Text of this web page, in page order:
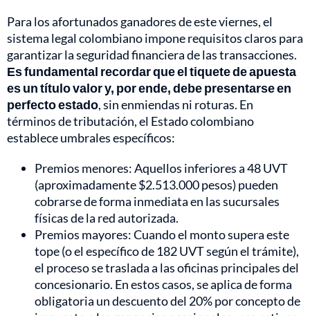
Para los afortunados ganadores de este viernes, el
sistema legal colombiano impone requisitos claros para
garantizar la seguridad financiera de las transacciones.
Esfundamental recordar que el tiquete de apuesta
es un título valor y, por ende, debe presentarse en
perfecto estado, sin enmiendas ni roturas. En
términos de tributación, el Estado colombiano
establece umbrales específicos:
Premios menores: Aquellos inferiores a 48 UVT
(aproximadamente $2.513.000 pesos) pueden
cobrarse de forma inmediata en las sucursales
físicas de la red autorizada.
Premios mayores: Cuando el monto supera este
tope (o el específico de 182 UVT según el trámite),
el proceso se traslada a las oficinas principales del
concesionario. En estos casos, se aplica de forma
obligatoria un descuento del 20% por concepto de